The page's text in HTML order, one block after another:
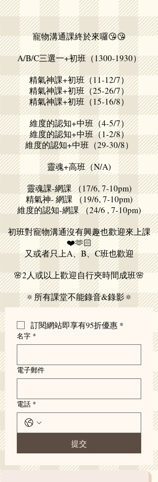
寵物溝通課終於來囉😘😘
A/B/C三選一+初班（1300-1930）
精氣神課+初班（11-12/7）
精氣神課+初班（25-26/7）
精氣神課+初班（15-16/8）
維度的認知+中班（4-5/7）
維度的認知+中班（1-2/8）
維度的認知+中班（29-30/8）
靈魂+高班（N/A)
靈魂課-網課 （17/6, 7-10pm)
精氣神- 網課 （19/6, 7-10pm)
維度的認知-網課 （24/6 , 7-10pm)
初班對寵物溝通沒有興趣也歡迎來上課
❤️🫶🏻
又或者只上A、B、C班也歡迎
🌸2人或以上歡迎自行夾時間成班🌸
🔅所有課堂不能錄音&錄影🔅
訂閱網站即享有95折優惠 *
名字 *
電子郵件
電話 *
提交